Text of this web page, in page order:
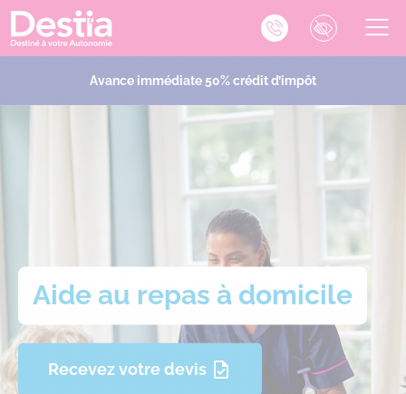
Avance immédiate 50% crédit d’impôt
Aide au repas à domicile
Recevez votre devis